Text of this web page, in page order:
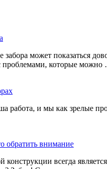
забора может показаться
проблемами, которые
работа, и мы как зрелые
обратить внимание
конструкции всегда